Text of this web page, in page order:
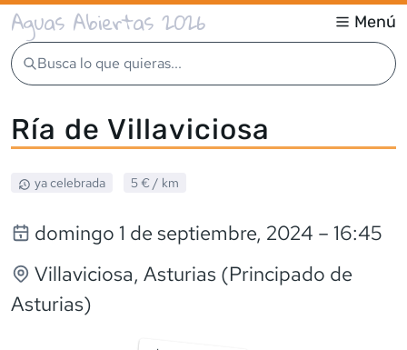
Aguas Abiertas 2026 Menú
Busca lo que quieras...
Ría de Villaviciosa
ya celebrada 5 € / km
domingo 1 de septiembre, 2024 – 16:45
Villaviciosa, Asturias (Principado de
Asturias)